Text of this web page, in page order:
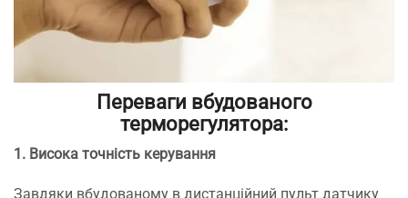
Переваги вбудованого
терморегулятора:
1. Висока точність керування
Завдяки вбудованому в дистанційний пульт датчику